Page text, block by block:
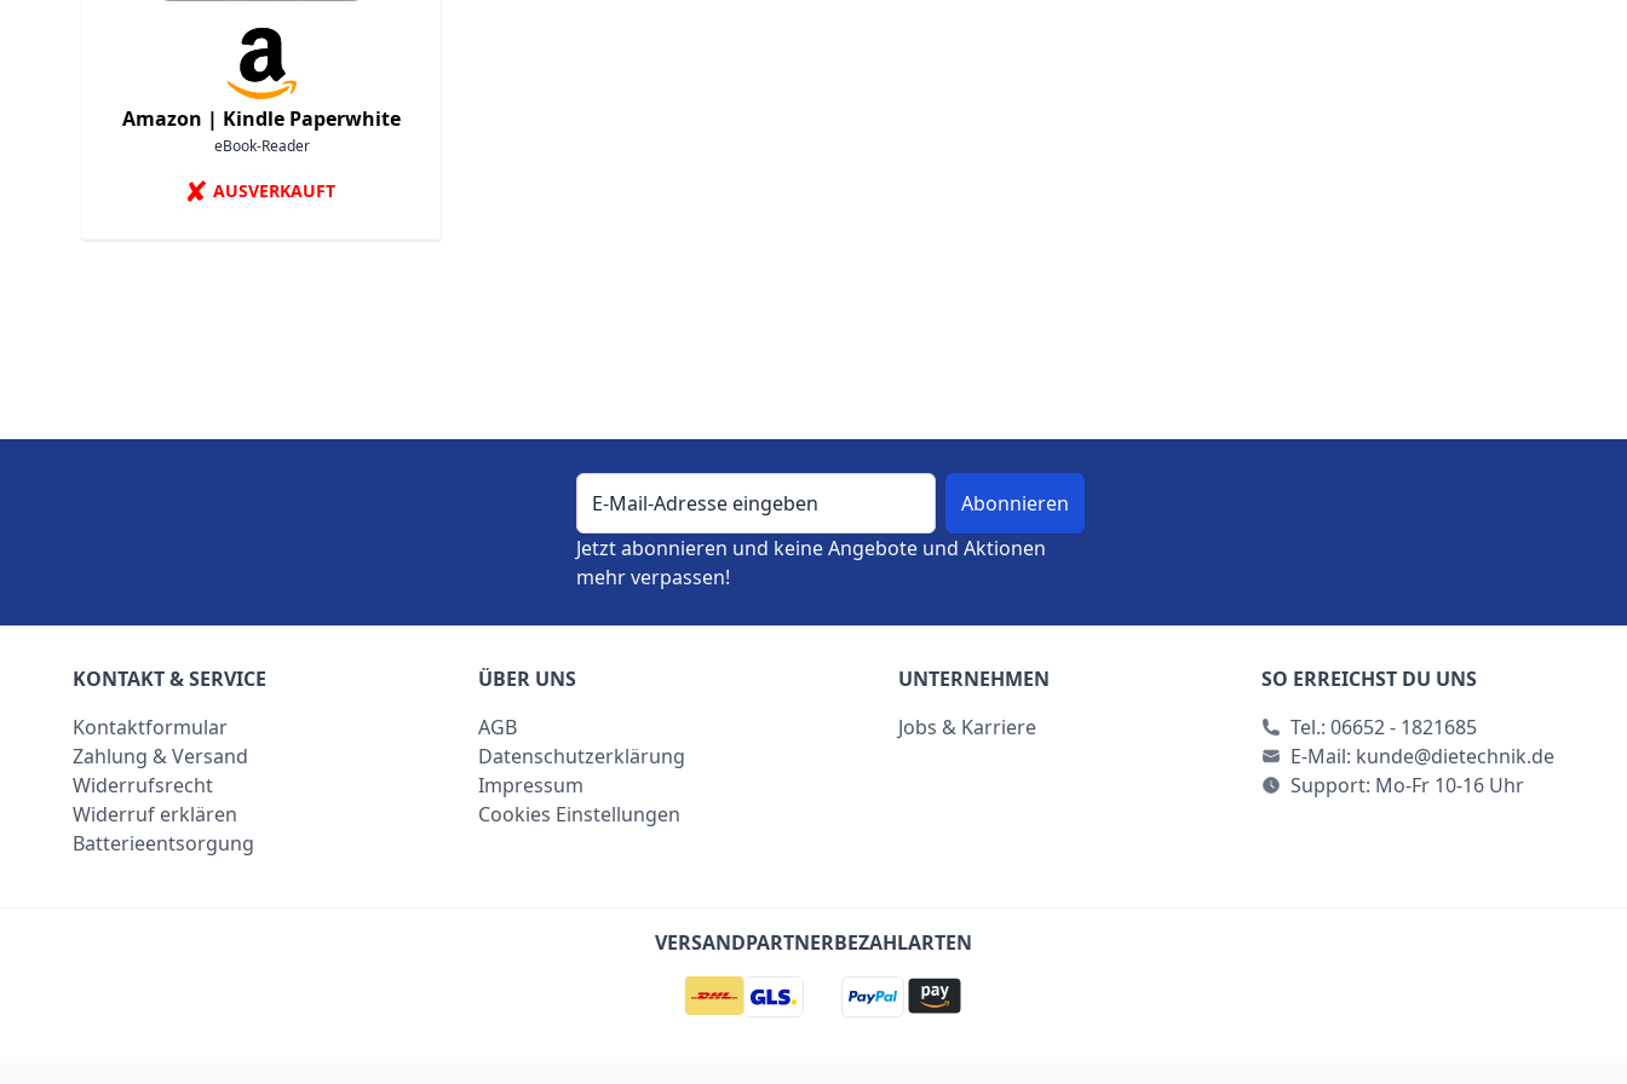
Amazon | Kindle Paperwhite
eBook-Reader
✘ AUSVERKAUFT
E-Mail-Adresse
Jetzt abonnieren und keine Angebote und Aktionen
mehr verpassen!
KONTAKT & SERVICE
Kontaktformular
Zahlung & Versand
Widerrufsrecht
Widerruf erklären
Batterieentsorgung
ÜBER UNS
AGB
Datenschutzerklärung
Impressum
Cookies Einstellungen
UNTERNEHMEN
Jobs & Karriere
SO ERREICHST DU UNS
Tel.: 06652 - 1821685
E-Mail: kunde@dietechnik.de
Support: Mo-Fr 10-16 Uhr
VERSANDPARTNERBEZAHLARTEN